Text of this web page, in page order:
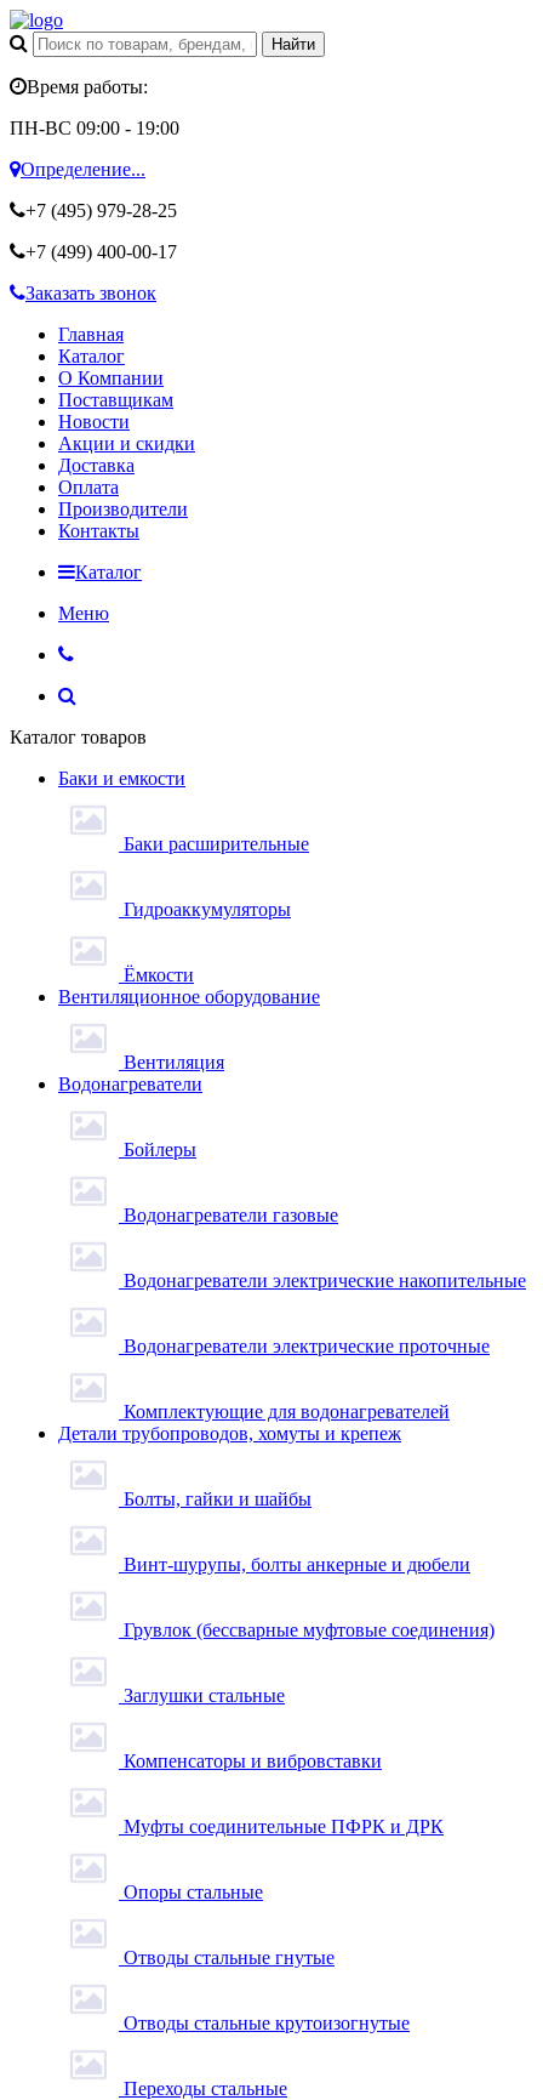
Время работы:
ПН-ВС 09:00 - 19:00
Определение...
+7 (495) 979-28-25
+7 (499) 400-00-17
Заказать звонок
Главная
Каталог
О Компании
Поставщикам
Новости
Акции и скидки
Доставка
Оплата
Производители
Контакты
Каталог
Меню
Каталог товаров
Баки и емкости
Баки расширительные
Гидроаккумуляторы
Ёмкости
Вентиляционное оборудование
Вентиляция
Водонагреватели
Бойлеры
Водонагреватели газовые
Водонагреватели электрические накопительные
Водонагреватели электрические проточные
Комплектующие для водонагревателей
Детали трубопроводов, хомуты и крепеж
Болты, гайки и шайбы
Винт-шурупы, болты анкерные и дюбели
Грувлок (бессварные муфтовые соединения)
Заглушки стальные
Компенсаторы и вибровставки
Муфты соединительные ПФРК и ДРК
Опоры стальные
Отводы стальные гнутые
Отводы стальные крутоизогнутые
Переходы стальные